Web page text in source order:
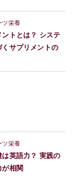
ツ栄養
トとは？ システ
サプリメントの
ツ栄養
は英語力？ 実践の
が相関